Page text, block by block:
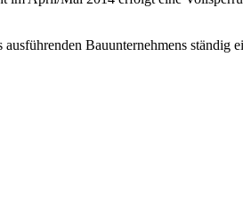
Bauunternehmens ständig